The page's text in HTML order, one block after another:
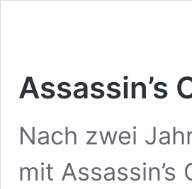
Assassin’s
Nach zwei
mit